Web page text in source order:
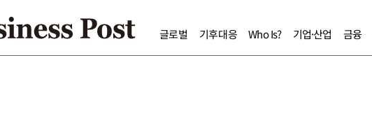
글로벌 기후대응 Who Is? 기업·산업 금융